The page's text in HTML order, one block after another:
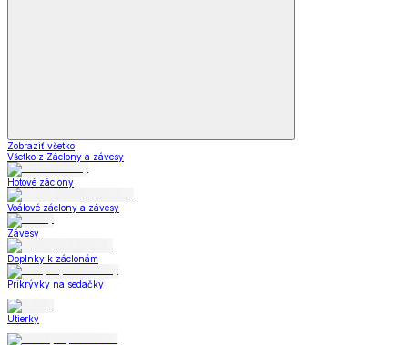
Zobraziť všetko
Všetko z Záclony a závesy
Hotové záclony
Voálové záclony a závesy
Závesy
Doplnky k záclonám
Prikrývky na sedačky
Utierky